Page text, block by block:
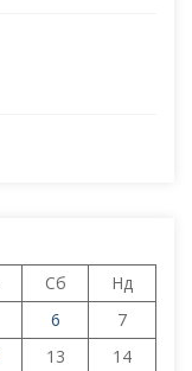
Сб
Нд
6
7
13
14